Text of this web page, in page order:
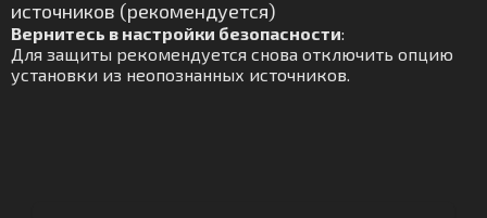
источников (рекомендуется)
Вернитесь в настройки безопасности:
Для защиты рекомендуется снова отключить опцию
установки из неопознанных источников.